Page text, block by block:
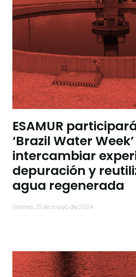
ESAMUR
‘Brazil Water
intercambiar
depuración y
agua regenerada
viernes, 31 de mayo de 2024